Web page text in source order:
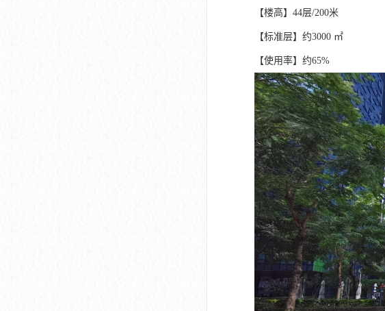
【楼高】44层/200米
【标准层】约3000 ㎡
【使用率】约65%